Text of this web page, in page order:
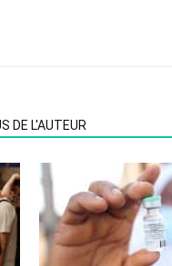
DE L'AUTEUR